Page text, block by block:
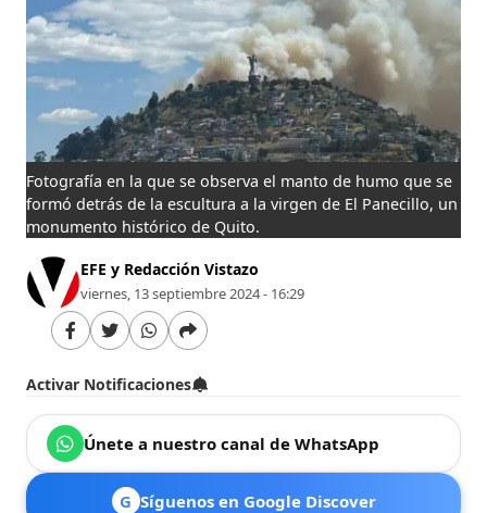
Fotografía en la que se observa el manto de humo que se
formó detrás de la escultura a la virgen de El Panecillo, un
monumento histórico de Quito.
EFE y Redacción Vistazo
viernes, 13 septiembre 2024 - 16:29
Activar Notificaciones
Únete a nuestro canal de WhatsApp
G Síguenos en Google Discover